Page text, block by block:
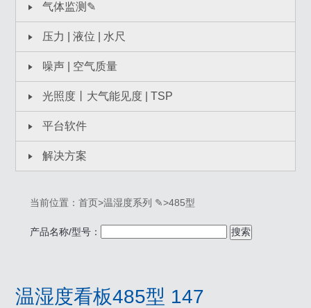
气体监测✎
压力 | 液位 | 水尺
噪声 | 空气质量
光照度丨大气能见度 | TSP
平台软件
解决方案
当前位置： 首页>温湿度系列 ✎>485型
产品名称/型号： 搜索
温湿度看板485型 147